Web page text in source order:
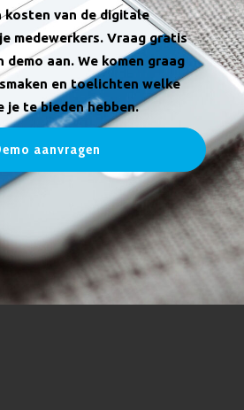
kosten van de digitale
medewerkers. Vraag gratis
demo aan. We komen graag
en toelichten welke
je te bieden hebben.
aanvragen